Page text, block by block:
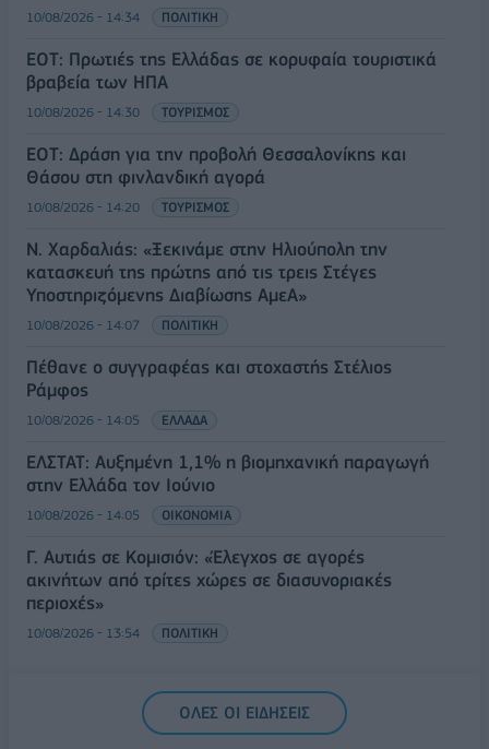
10/08/2026 - 14:34 ΠΟΛΙΤΙΚΗ
ΕΟΤ: Πρωτιές της Ελλάδας σε κορυφαία τουριστικά
βραβεία των ΗΠΑ
10/08/2026 - 14:30 ΤΟΥΡΙΣΜΟΣ
ΕΟΤ: Δράση για την προβολή Θεσσαλονίκης και
Θάσου στη φινλανδική αγορά
10/08/2026 - 14:20 ΤΟΥΡΙΣΜΟΣ
Ν. Χαρδαλιάς: «Ξεκινάμε στην Ηλιούπολη την
κατασκευή της πρώτης από τις τρεις Στέγες
Υποστηριζόμενης Διαβίωσης ΑμεΑ»
10/08/2026 - 14:07 ΠΟΛΙΤΙΚΗ
Πέθανε ο συγγραφέας και στοχαστής Στέλιος
Ράμφος
10/08/2026 - 14:05 ΕΛΛΑΔΑ
ΕΛΣΤΑΤ: Αυξημένη 1,1% η βιομηχανική παραγωγή
στην Ελλάδα τον Ιούνιο
10/08/2026 - 14:05 ΟΙΚΟΝΟΜΙΑ
Γ. Αυτιάς σε Κομισιόν: «Έλεγχος σε αγορές
ακινήτων από τρίτες χώρες σε διασυνοριακές
περιοχές»
10/08/2026 - 13:54 ΠΟΛΙΤΙΚΗ
ΟΛΕΣ ΟΙ ΕΙΔΗΣΕΙΣ